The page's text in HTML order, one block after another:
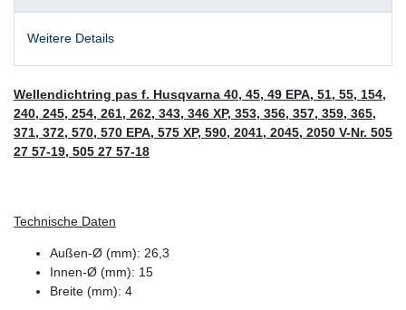
Weitere Details
Wellendichtring pas f. Husqvarna 40, 45, 49 EPA, 51, 55, 154,
240, 245, 254, 261, 262, 343, 346 XP, 353, 356, 357, 359, 365,
371, 372, 570, 570 EPA, 575 XP, 590, 2041, 2045, 2050 V-Nr. 505
27 57-19, 505 27 57-18
Technische Daten
Außen-Ø (mm): 26,3
Innen-Ø (mm): 15
Breite (mm): 4